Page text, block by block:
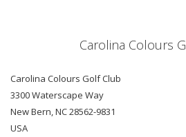
Carolina Colours
Carolina Colours Golf Club
3300 Waterscape Way
New Bern, NC 28562-9831
USA